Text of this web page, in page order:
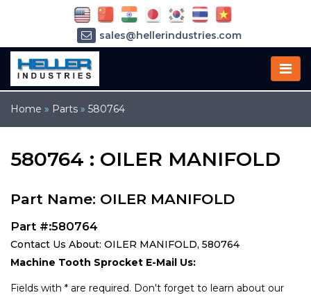
Home » Parts » 580764
580764 : OILER MANIFOLD
Part Name: OILER MANIFOLD
Part #:580764
Contact Us About: OILER MANIFOLD, 580764
Machine Tooth Sprocket E-Mail Us:
Fields with * are required. Don't forget to learn about our
sales@hellerindustries.com
service@hellerindustries.com